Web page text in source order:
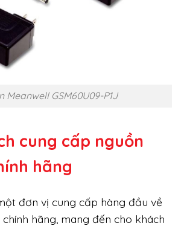
Meanwell GSM60U09-P1J
cung cấp nguồn
hãng
đơn vị cung cấp hàng đầu về
hãng, mang đến cho khách